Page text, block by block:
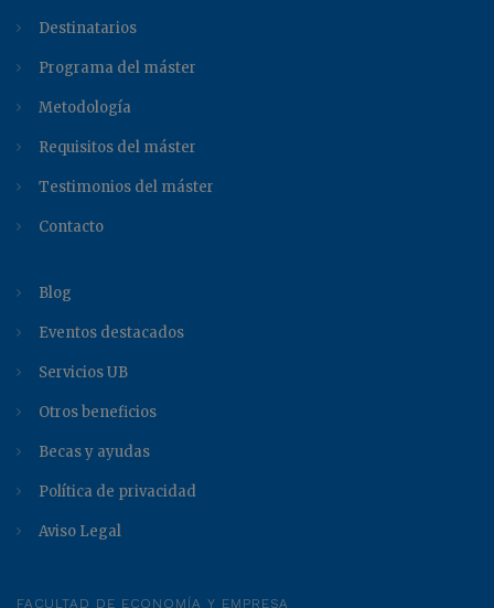
Destinatarios
Programa del máster
Metodología
Requisitos del máster
Testimonios del máster
Contacto
Blog
Eventos destacados
Servicios UB
Otros beneficios
Becas y ayudas
Política de privacidad
Aviso Legal
FACULTAD DE ECONOMÍA Y EMPRESA